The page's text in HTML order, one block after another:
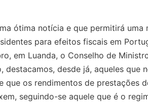
ótima notícia e que permitirá
para efeitos fiscais em
em Luanda, o Conselho de
desde já, aqueles
que os rendimentos de
seguindo-se aquele que é o